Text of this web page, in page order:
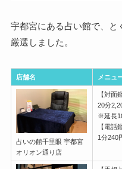
宇都宮にある占い館で、と
厳選しました。
店舗名 メニュ
占いの館千里眼 宇都宮
オリオン通り店
【対面
20分
※延長
【電話
1分240